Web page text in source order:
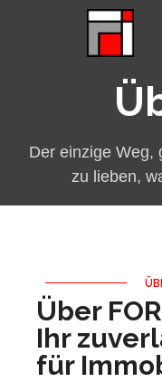
Der einzige Weg,
zu lieben,
Über
Ihr
für